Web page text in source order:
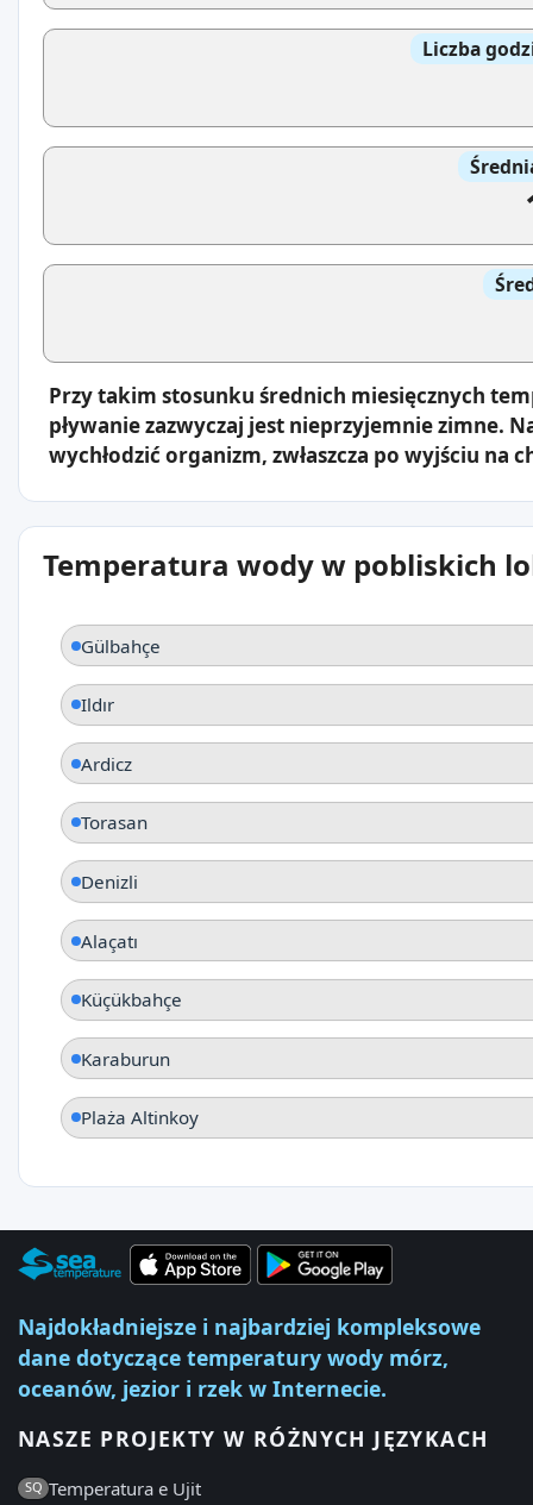
Liczba
Przy takim stosunku średnich miesięcznych
pływanie zazwyczaj jest nieprzyjemnie zimne.
wychłodzić organizm, zwłaszcza po wyjściu na
Temperatura wody w pobliskich
Gülbahçe
Ildır
Ardicz
Torasan
Denizli
Alaçatı
Küçükbahçe
Karaburun
Plaża Altinkoy
Najdokładniejsze i najbardziej kompleksowe
dane dotyczące temperatury wody mórz,
oceanów, jezior i rzek w Internecie.
NASZE PROJEKTY W RÓŻNYCH JĘZYKACH
SQ Temperatura e Ujit